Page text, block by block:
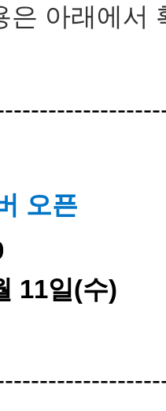
은 아래에서
오픈
11일(수)